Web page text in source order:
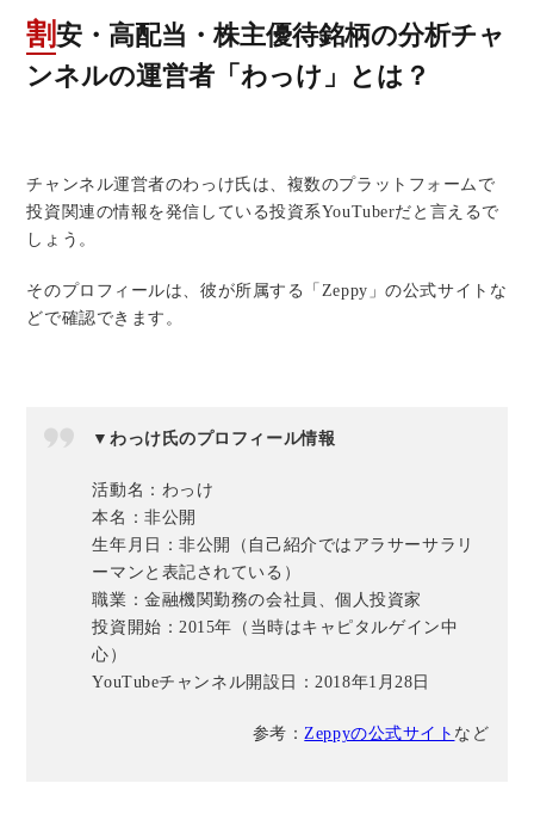
割安・高配当・株主優待銘柄の分析チャ
ンネルの運営者「わっけ」とは？
チャンネル運営者のわっけ氏は、複数のプラットフォームで
投資関連の情報を発信している投資系YouTuberだと言えるで
しょう。
そのプロフィールは、彼が所属する「Zeppy」の公式サイトな
どで確認できます。
▼わっけ氏のプロフィール情報
活動名：わっけ
本名：非公開
生年月日：非公開（自己紹介ではアラサーサラリ
ーマンと表記されている）
職業：金融機関勤務の会社員、個人投資家
投資開始：2015年（当時はキャピタルゲイン中
心）
YouTubeチャンネル開設日：2018年1月28日
参考： Zeppyの公式サイト など